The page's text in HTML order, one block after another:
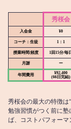
秀桜会
入会金 ¥0
コーチ：生徒 1：1
授業時間/頻度 1回15分/毎日
月謝 ー
年間費用
¥92,400
(66日完結)
秀桜会の最大の特徴は“
勉強習慣がつく前に
ば、コストパフォーマ